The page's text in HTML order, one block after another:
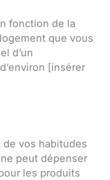
fonction de la
que vous
d’un
[insérer
vos habitudes
peut dépenser
les produits